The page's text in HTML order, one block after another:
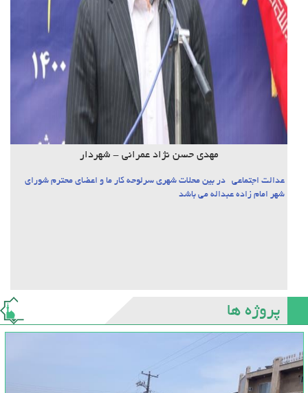
مهدی حسن نژاد عمرانی - شهردار
عدالت اجتماعی در بین محلات شهری سرلوحه کار ما و اعضای محترم شورای
شهر امام زاده عبداله می باشد
پروژه ها